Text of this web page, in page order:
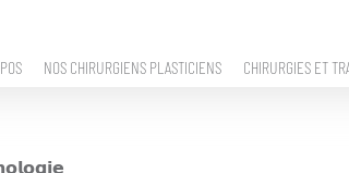
NOS CHIRURGIENS PLASTICIENS CHIRURGIES ET